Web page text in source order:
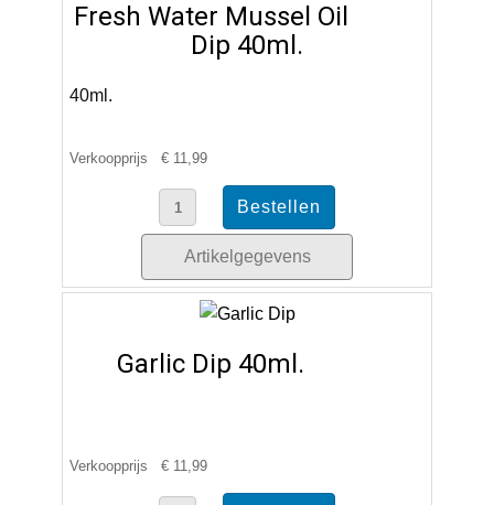
Fresh Water Mussel Oil
Dip 40ml.
40ml.
Verkoopprijs € 11,99
Artikelgegevens
Garlic Dip 40ml.
Verkoopprijs € 11,99